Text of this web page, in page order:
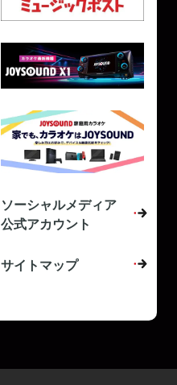
ソーシャルメディア
公式アカウント
サイトマップ